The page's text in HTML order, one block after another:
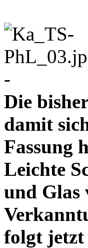
-
Die
damit
Fassung
Leichte
und Glas
folgt